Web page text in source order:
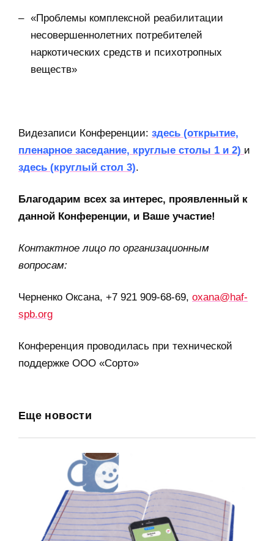
«Проблемы комплексной реабилитации
несовершеннолетних потребителей
наркотических средств и психотропных
веществ»
Видезаписи Конференции: здесь (открытие,
пленарное заседание, круглые столы 1 и 2) и
здесь (круглый стол 3).
Благодарим всех за интерес, проявленный к
данной Конференции, и Ваше участие!
Контактное лицо по организационным
вопросам:
Черненко Оксана, +7 921 909-68-69, oxana@haf-
spb.org
Конференция проводилась при технической
поддержке ООО «Сорто»
Еще новости